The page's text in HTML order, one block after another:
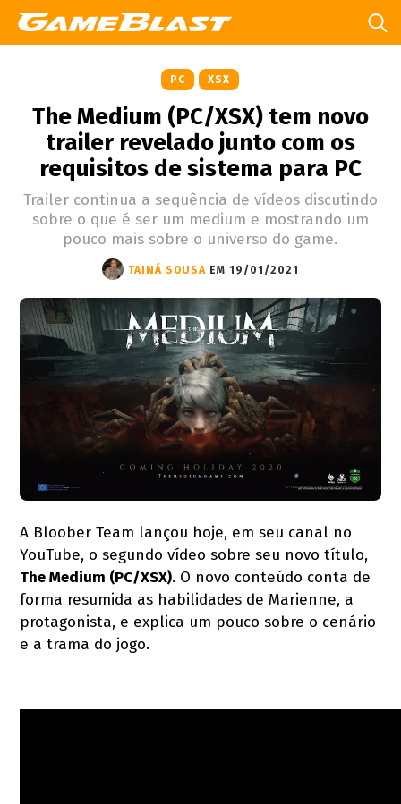
PC XSX
The Medium (PC/XSX) tem novo
trailer revelado junto com os
requisitos de sistema para PC
Trailer continua a sequência de vídeos discutindo
sobre o que é ser um medium e mostrando um
pouco mais sobre o universo do game.
TAINÁ SOUSA EM 19/01/2021
A Bloober Team lançou hoje, em seu canal no
YouTube, o segundo vídeo sobre seu novo título,
The Medium (PC/XSX). O novo conteúdo conta de
forma resumida as habilidades de Marienne, a
protagonista, e explica um pouco sobre o cenário
e a trama do jogo.